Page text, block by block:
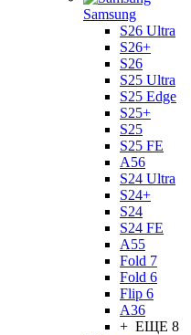
Samsung
S26 Ultra
S26+
S26
S25 Ultra
S25 Edge
S25+
S25
S25 FE
A56
S24 Ultra
S24+
S24
S24 FE
A55
Fold 7
Fold 6
Flip 6
A36
+ ЕЩЕ 8